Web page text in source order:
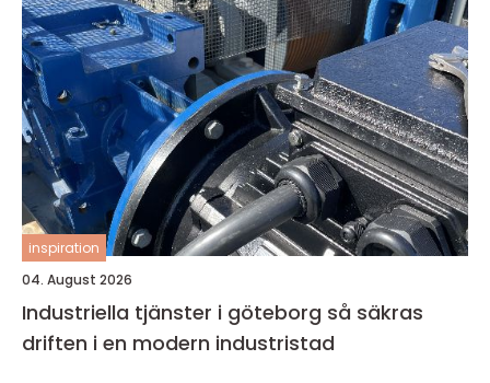
inspiration
04. August 2026
Industriella tjänster i göteborg så säkras
driften i en modern industristad